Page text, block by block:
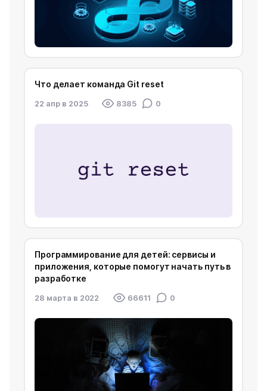
Что делает команда Git reset
22 апр в 2025 8385 0
Программирование для детей: сервисы и
приложения, которые помогут начать путь в
разработке
28 марта в 2022 66611 0